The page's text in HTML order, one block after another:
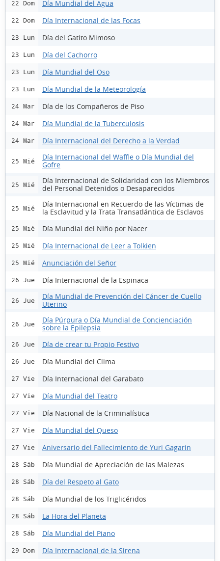
22 Dom Día Mundial del Agua
22 Dom Día Internacional de las Focas
23 Lun Día del Gatito Mimoso
23 Lun Día del Cachorro
23 Lun Día Mundial del Oso
23 Lun Día Mundial de la Meteorología
24 Mar Día de los Compañeros de Piso
24 Mar Día Mundial de la Tuberculosis
24 Mar Día Internacional del Derecho a la Verdad
25 Mié
Día Internacional del Waffle o Día Mundial del
Gofre
25 Mié
Día Internacional de Solidaridad con los Miembros
del Personal Detenidos o Desaparecidos
25 Mié
Día Internacional en Recuerdo de las Víctimas de
la Esclavitud y la Trata Transatlántica de Esclavos
25 Mié Día Mundial del Niño por Nacer
25 Mié Día Internacional de Leer a Tolkien
25 Mié Anunciación del Señor
26 Jue Día Internacional de la Espinaca
26 Jue
Día Mundial de Prevención del Cáncer de Cuello
Uterino
26 Jue
Día Púrpura o Día Mundial de Concienciación
sobre la Epilepsia
26 Jue Día de crear tu Propio Festivo
26 Jue Día Mundial del Clima
27 Vie Día Internacional del Garabato
27 Vie Día Mundial del Teatro
27 Vie Día Nacional de la Criminalística
27 Vie Día Mundial del Queso
27 Vie Aniversario del Fallecimiento de Yuri Gagarin
28 Sáb Día Mundial de Apreciación de las Malezas
28 Sáb Día del Respeto al Gato
28 Sáb Día Mundial de los Triglicéridos
28 Sáb La Hora del Planeta
28 Sáb Día Mundial del Piano
29 Dom Día Internacional de la Sirena